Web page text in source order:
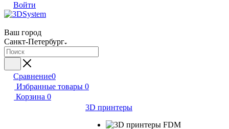
Войти
Ваш город
Санкт-Петербург
Сравнение0
Избранные товары 0
Корзина 0
3D принтеры